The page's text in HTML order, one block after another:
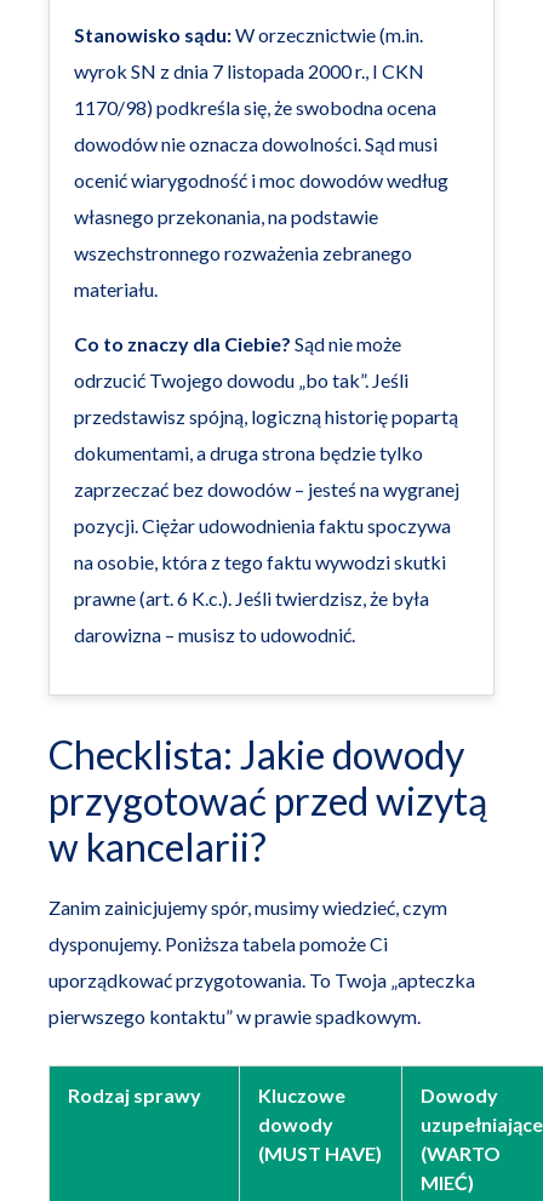
Stanowisko sądu:W orzecznictwie (m.in.
wyrok SN z dnia 7 listopada 2000 r., I CKN
1170/98) podkreśla się, że swobodna ocena
dowodów nie oznacza dowolności. Sąd musi
ocenić wiarygodność i moc dowodów według
własnego przekonania, na podstawie
wszechstronnego rozważenia zebranego
materiału.
Co to znaczy dla Ciebie? Sąd nie może
odrzucić Twojego dowodu „bo tak”. Jeśli
przedstawisz spójną, logiczną historię popartą
dokumentami, a druga strona będzie tylko
zaprzeczać bez dowodów – jesteś na wygranej
pozycji. Ciężar udowodnienia faktu spoczywa
na osobie, która z tego faktu wywodzi skutki
prawne (art. 6 K.c.). Jeśli twierdzisz, że była
darowizna – musisz to udowodnić.
Checklista: Jakie dowody
przygotować przed wizytą
w kancelarii?
Zanim zainicjujemy spór, musimy wiedzieć, czym
dysponujemy. Poniższa tabela pomoże Ci
uporządkować przygotowania. To Twoja „apteczka
pierwszego kontaktu” w prawie spadkowym.
Rodzaj sprawy
Kluczowe
dowody
(MUST HAVE)
Dowody
uzupełniające
(WARTO
MIEĆ)